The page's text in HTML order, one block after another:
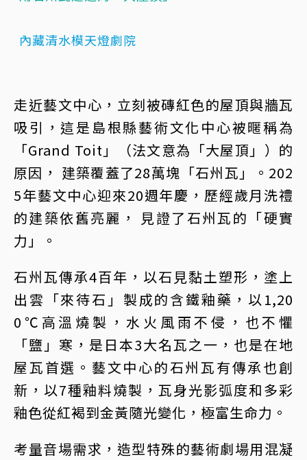
內藏清水模天燈劇院
走近藝文中心，立刻被磚紅色的屋頂與牆瓦
吸引，這是島根縣藝術文化中心被暱稱為
「Grand Toit」（法文意為「大屋頂」）的
原因， 建築覆蓋了28萬塊「石州瓦」。202
5年藝文中心迎來20週年慶，歷經歲月洗禮
的建築依舊亮麗， 見證了石州瓦的「硬實
力」。
石州瓦傳承4百年，以石見黏土塑形，塗上
出雲「來待石」製成的含鐵釉藥，以1,20
0℃高溫燒製，水火風雨不侵，也不懼
「鹽」寒，是日本3大名瓦之一，也是在地
屋瓦首選。藝文中心的石州瓦有傳承也創
新，以7種釉料燒製，瓦身光影弧度和多彩
釉色從紅褐到金黃隨光變化，極富生命力。
考量音場需求，造型特殊的藝術劇場用混凝